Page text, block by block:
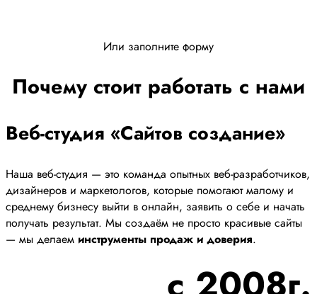
Или заполните форму
Почему стоит работать с нами
Веб-студия «Сайтов создание»
Наша веб-студия — это команда опытных веб-разработчиков,
дизайнеров и маркетологов, которые помогают малому и
среднему бизнесу выйти в онлайн, заявить о себе и начать
получать результат. Мы создаём не просто красивые сайты
— мы делаем инструменты продаж и доверия.